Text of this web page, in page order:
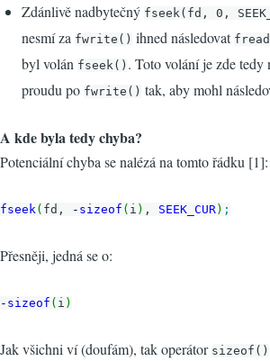
Zdánlivě nadbytečný fseek(fd, 0,
nesmí za fwrite() ihned následovat
byl volán fseek() . Toto volání je zde tedy
proudu po fwrite() tak, aby mohl
A kde byla tedy chyba?
Potenciální chyba se nalézá na tomto řádku [1]:
fseek ( fd, - sizeof ( i ) , SEEK_CUR) ;
Přesněji, jedná se o:
- sizeof ( i )
Jak všichni ví (doufám), tak operátor sizeof()